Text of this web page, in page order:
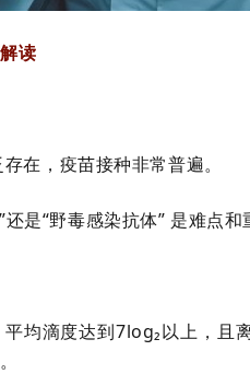
读
在，疫苗接种非常普遍。
还是“野毒感染抗体” 是难点和
均滴度达到7log₂以上，且